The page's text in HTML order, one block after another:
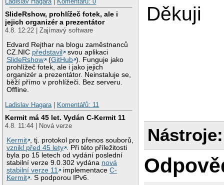
SlideRshow, prohlížeč fotek, ale i
jejich organizér a prezentátor
4.8. 12:22 | Zajímavý software
Edvard Rejthar na blogu zaměstnanců
CZ.NIC představil
svou aplikaci
SlideRshow
(GitHub ). Funguje jako
prohlížeč fotek, ale i jako jejich
organizér a prezentátor. Neinstaluje se,
běží přímo v prohlížeči. Bez serveru.
Offline.
Ladislav Hagara | Komentářů: 11
Kermit má 45 let. Vydán C-Kermit 11
4.8. 11:44 | Nová verze
Kermit , tj. protokol pro přenos souborů,
vznikl před 45 lety . Při této příležitosti
byla po 15 letech od vydání poslední
stabilní verze 9.0.302 vydána nová
stabilní verze 11
implementaceC-
Kermit . S podporou IPv6.
Děkuji
Nástroje: